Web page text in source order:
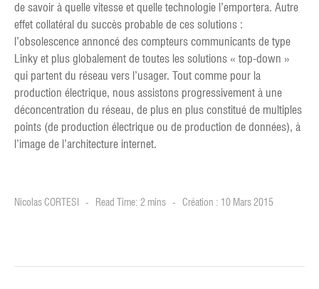
de savoir à quelle vitesse et quelle technologie l’emportera. Autre
effet collatéral du succès probable de ces solutions :
l’obsolescence annoncé des compteurs communicants de type
Linky et plus globalement de toutes les solutions « top-down »
qui partent du réseau vers l’usager. Tout comme pour la
production électrique, nous assistons progressivement à une
déconcentration du réseau, de plus en plus constitué de multiples
points (de production électrique ou de production de données), à
l’image de l’architecture internet.
Nicolas CORTESI Read Time: 2 mins Création : 10 Mars 2015